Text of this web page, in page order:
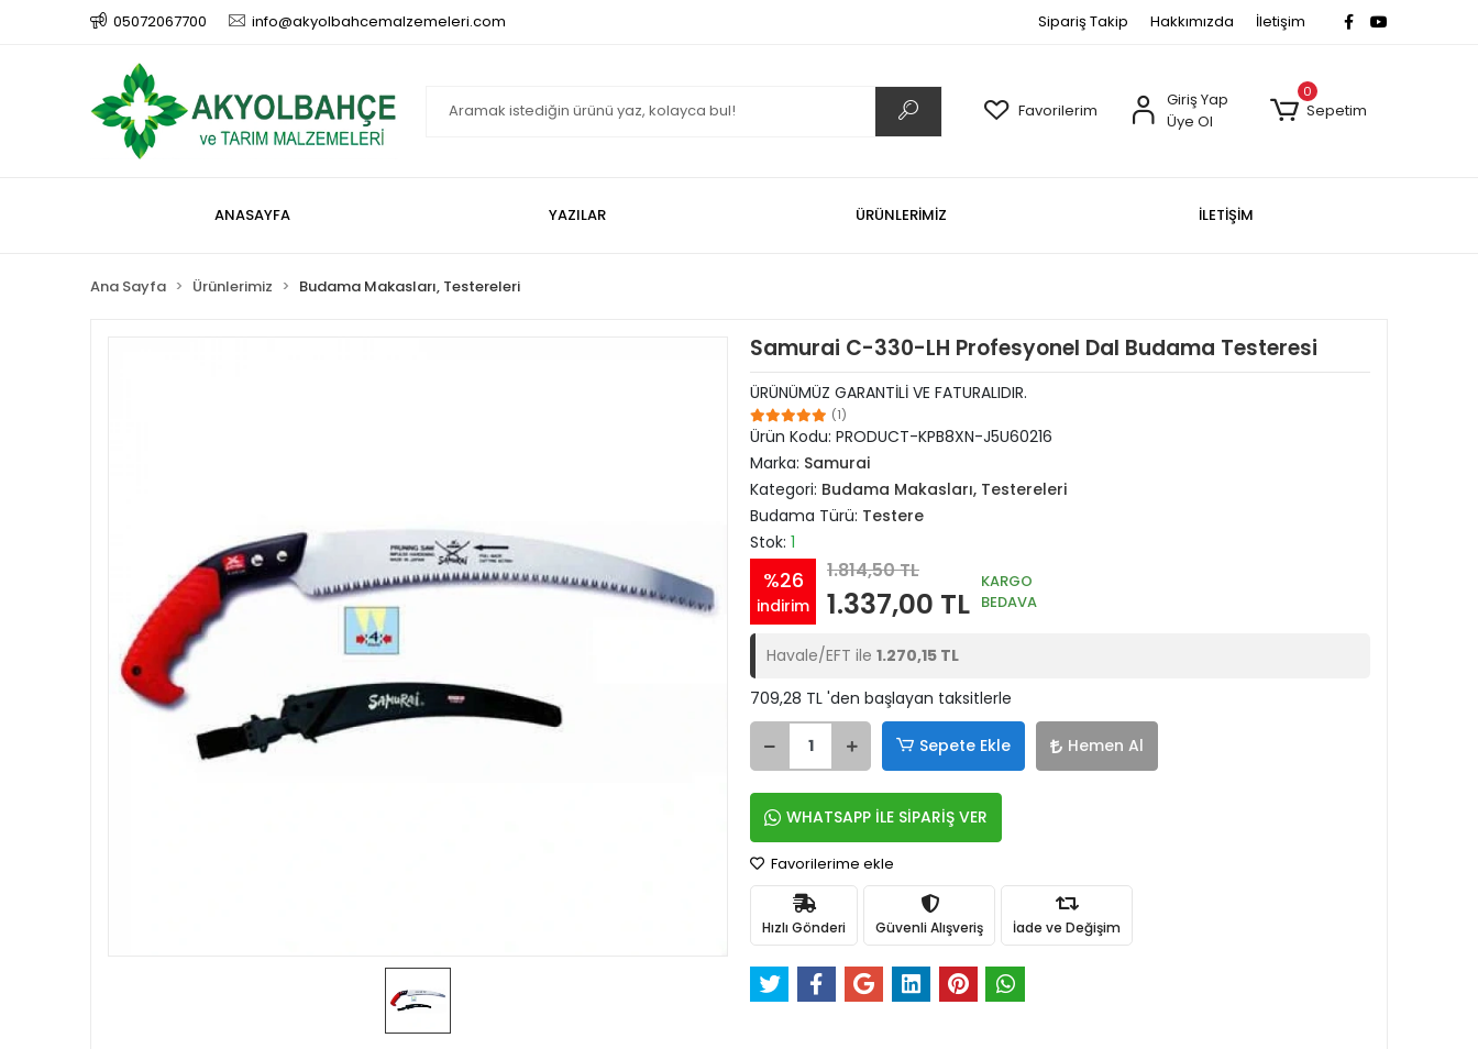
05072067700 info@akyolbahcemalzemeleri.com Sipariş Takip Hakkımızda İletişim
Favorilerim
Giriş Yap
Üye Ol
0
Sepetim
ANASAYFA YAZILAR ÜRÜNLERİMİZ İLETİŞİM
Ana Sayfa Ürünlerimiz Budama Makasları, Testereleri
Samurai C-330-LH Profesyonel Dal Budama Testeresi
ÜRÜNÜMÜZ GARANTİLİ VE FATURALIDIR.
(1)
Ürün Kodu: PRODUCT-KPB8XN-J5U60216
Marka: Samurai
Kategori: Budama Makasları, Testereleri
Budama Türü: Testere
Stok: 1
%26
indirim
1.814,50 TL
1.337,00 TL
KARGO
BEDAVA
Havale/EFT ile 1.270,15 TL
709,28 TL 'den başlayan taksitlerle
Sepete Ekle Hemen Al
WHATSAPP İLE SİPARİŞ VER
Favorilerime ekle
Hızlı Gönderi Güvenli Alışveriş İade ve Değişim